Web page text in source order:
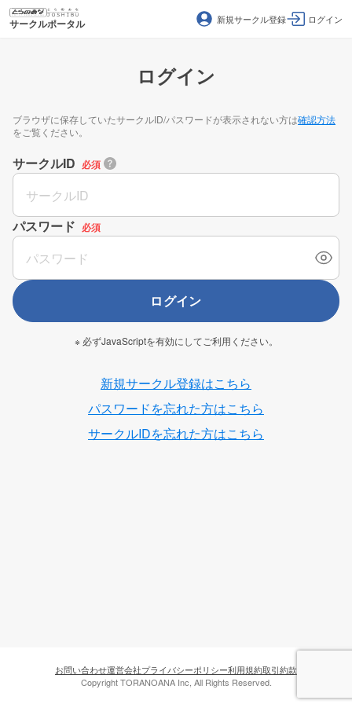
サークルポータル 新規サークル登録 ログイン
ログイン
ブラウザに保存していたサークルID/パスワードが表示されない方は確認方法
をご覧ください。
サークルID 必須
パスワード 必須
ログイン
※ 必ずJavaScriptを有効にしてご利用ください。
新規サークル登録はこちら
パスワードを忘れた方はこちら
サークルIDを忘れた方はこちら
お問い合わせ運営会社プライバシーポリシー利用規約取引約款
Copyright TORANOANA Inc, All Rights Reserved.